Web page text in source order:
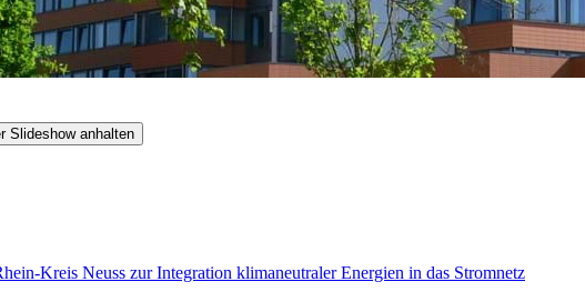
Slideshow anhalten
Kreis Neuss zur Integration klimaneutraler Energien in das Stromnetz